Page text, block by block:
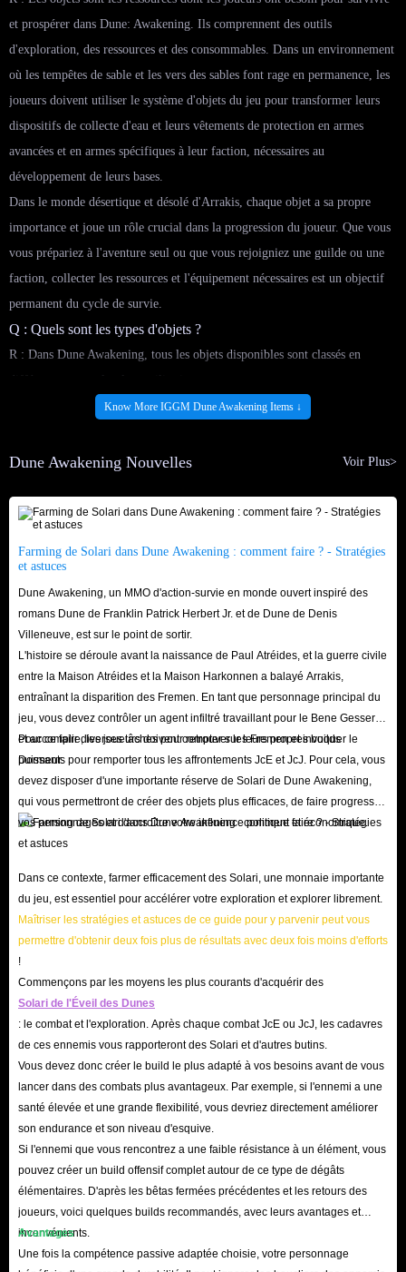
et prospérer dans Dune: Awakening. Ils comprennent des outils
d'exploration, des ressources et des consommables. Dans un environnement
où les tempêtes de sable et les vers des sables font rage en permanence, les
joueurs doivent utiliser le système d'objets du jeu pour transformer leurs
dispositifs de collecte d'eau et leurs vêtements de protection en armes
avancées et en armes spécifiques à leur faction, nécessaires au
développement de leurs bases.
Dans le monde désertique et désolé d'Arrakis, chaque objet a sa propre
importance et joue un rôle crucial dans la progression du joueur. Que vous
vous prépariez à l'aventure seul ou que vous rejoigniez une guilde ou une
faction, collecter les ressources et l'équipement nécessaires est un objectif
permanent du cycle de survie.
Q : Quels sont les types d'objets ?
R : Dans Dune Awakening, tous les objets disponibles sont classés en
différents types selon leur utilisation, notamment :
Ressources de survie : Des ressources telles que l'eau, les piles à
désert. Leur stockage détermine notre autonomie.
fabriquer de l'équipement avancé, interagir avec l'environnement et
une utilisation judicieuse de ces outils peut vous aider à survivre et à
prospérer plus rapidement dans le monde ouvert.
Matériaux de fabrication : Ces matériaux sont des ressources
importantes dont les joueurs ont besoin pour fabriquer de l'équipement,
construire des bâtiments et survivre sur Arrakis. En les collectant, en les
transformant et en les raffinant, ils peuvent non seulement servir à
fabriquer de petits outils et du matériel médical, mais aussi à améliorer
les armures et les technologies.
Consommables : Les consommables sont des équipements importants
que les joueurs utilisent pour survivre, se remettre de blessures, obtenir
des avantages temporaires et s'adapter à l'environnement hostile
d'Arrakis.
R : Dans le jeu, ces matériaux de Dune Awakening sont non seulement
essentiels à votre survie et à votre développement, mais peuvent également
être vendus pour obtenir des Solari supplémentaires et débloquer d'autres
matériaux d'artisanat, des armes et d'autres éléments essentiels à la survie.
Pour vendre ces objets, le moyen le plus courant est de se rendre à un
comptoir. Chaque zone majeure de Dune: Awakening possède un comptoir,
où les marchands acceptent volontiers votre équipement et vos Solari.
Cependant, il est important de noter que le système économique du jeu
évolue de manière dynamique en fonction de l'offre et de la demande. Vous
ne pouvez donc pas simplement produire une grande quantité d'un objet et
espérer en tirer d'énormes profits. Si vous souhaitez en tirer un profit
important, vous devez tenir compte des conditions du marché local avant
de vendre vos marchandises.
Q : Est-il nécessaire d'acheter ?
R : Nous connaissons tous l'importance de ces objets dans le jeu, mais pour
Know More IGGM Dune Awakening Items ↓
Dune Awakening Nouvelles Voir Plus>
Farming de Solari dans Dune Awakening : comment faire ? - Stratégies
et astuces
Dune Awakening, un MMO d'action-survie en monde ouvert inspiré des
romans Dune de Franklin Patrick Herbert Jr. et de Dune de Denis
Villeneuve, est sur le point de sortir.
L'histoire se déroule avant la naissance de Paul Atréides, et la guerre civile
entre la Maison Atréides et la Maison Harkonnen a balayé Arrakis,
entraînant la disparition des Fremen. En tant que personnage principal du
jeu, vous devez contrôler un agent infiltré travaillant pour le Bene Gesserit
et accomplir diverses tâches pour retrouver les Fremen et invoquer le
Dormeur.
Pour ce faire, les joueurs doivent compter sur leurs propres builds
puissants pour remporter tous les affrontements JcE et JcJ. Pour cela, vous
devez disposer d'une importante réserve de Solari de Dune Awakening,
qui vous permettront de créer des objets plus efficaces, de faire progresser
vos personnages et d'accroître votre influence politique et économique.
Dans ce contexte, farmer efficacement des Solari, une monnaie importante
du jeu, est essentiel pour accélérer votre exploration et explorer librement.
Maîtriser les stratégies et astuces de ce guide pour y parvenir peut vous
permettre d'obtenir deux fois plus de résultats avec deux fois moins d'efforts
!
Commençons par les moyens les plus courants d'acquérir des
Solari de l'Éveil des Dunes
: le combat et l'exploration. Après chaque combat JcE ou JcJ, les cadavres
de ces ennemis vous rapporteront des Solari et d'autres butins.
Vous devez donc créer le build le plus adapté à vos besoins avant de vous
lancer dans des combats plus avantageux. Par exemple, si l'ennemi a une
santé élevée et une grande flexibilité, vous devriez directement améliorer
son endurance et son niveau d'esquive.
Si l'ennemi que vous rencontrez a une faible résistance à un élément, vous
pouvez créer un build offensif complet autour de ce type de dégâts
élémentaires. D'après les bêtas fermées précédentes et les retours des
joueurs, voici quelques builds recommandés, avec leurs avantages et
inconvénients.
Avantages
Une fois la compétence passive adaptée choisie, votre personnage